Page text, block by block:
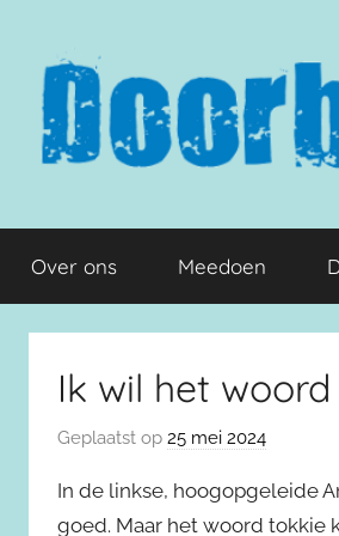
inhoud
springen
Doorbraak.eu
Over ons Meedoen
Ik wil het
Geplaatst op 25 mei 2024
In de linkse, hoogopgeleide
goed. Maar het woord tokkie